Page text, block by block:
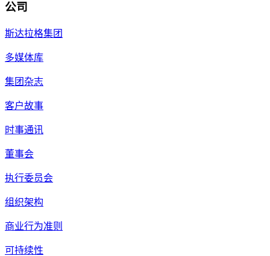
公司
斯达拉格集团
多媒体库
集团杂志
客户故事
时事通讯
董事会
执行委员会
组织架构
商业行为准则
可持续性